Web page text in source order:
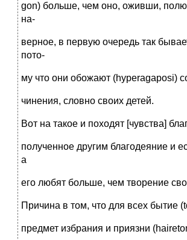
gon) больше, чем оно, оживши,
на-
верное, в первую очередь так
пото-
му что они обожают (hyperagaposi)
чинения, словно своих детей.
Вот на такое и походят [чувства]
полученное другим благодеяние и
а
его любят больше, чем творение
Причина в том, что для всех бытие
предмет избрания и приязни